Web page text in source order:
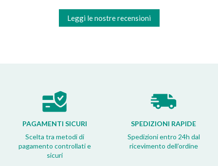
Leggi le nostre recensioni
PAGAMENTI SICURI
Scelta tra metodi di
pagamento controllati e
sicuri
SPEDIZIONI RAPIDE
Spedizioni entro 24h dal
ricevimento dell’ordine